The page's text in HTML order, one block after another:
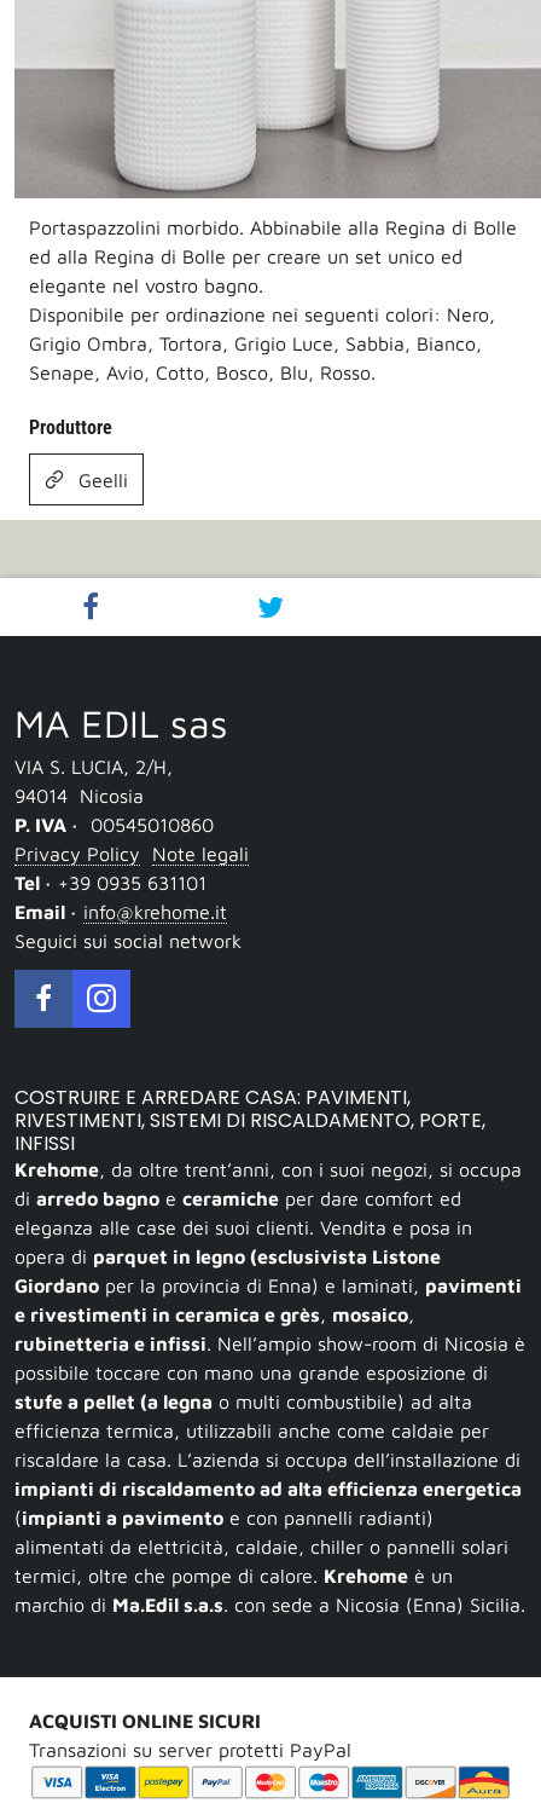
Portaspazzolini morbido. Abbinabile alla Regina di Bolle
ed alla Regina di Bolle per creare un set unico ed
elegante nel vostro bagno.
Disponibile per ordinazione nei seguenti colori: Nero,
Grigio Ombra, Tortora, Grigio Luce, Sabbia, Bianco,
Senape, Avio, Cotto, Bosco, Blu, Rosso.
Produttore
Geelli
MA EDIL sas
VIA S. LUCIA, 2/H,
94014
Nicosia
P. IVA ·
00545010860
Privacy Policy
Note legali
Tel · +39 0935 631101
Email · info@krehome.it
Seguici sui social network
COSTRUIRE E ARREDARE CASA: PAVIMENTI,
RIVESTIMENTI, SISTEMI DI RISCALDAMENTO, PORTE,
INFISSI
Krehome, da oltre trent’anni, con i suoi negozi, si occupa
di arredo bagno e ceramiche per dare comfort ed
eleganza alle case dei suoi clienti. Vendita e posa in
opera di parquet in legno (esclusivista Listone
Giordano per la provincia di Enna) e laminati, pavimenti
e rivestimenti in ceramica e grès, mosaico,
rubinetteria e infissi. Nell’ampio show-room di Nicosia è
possibile toccare con mano una grande esposizione di
stufe a pellet (a legna o multi combustibile) ad alta
efficienza termica, utilizzabili anche come caldaie per
riscaldare la casa. L’azienda si occupa dell’installazione di
impianti di riscaldamento ad alta efficienza energetica
(impianti a pavimento e con pannelli radianti)
alimentati da elettricità, caldaie, chiller o pannelli solari
termici, oltre che pompe di calore. Krehome è un
marchio di Ma.Edil s.a.s. con sede a Nicosia (Enna) Sicilia.
ACQUISTI ONLINE SICURI
Transazioni su server protetti PayPal